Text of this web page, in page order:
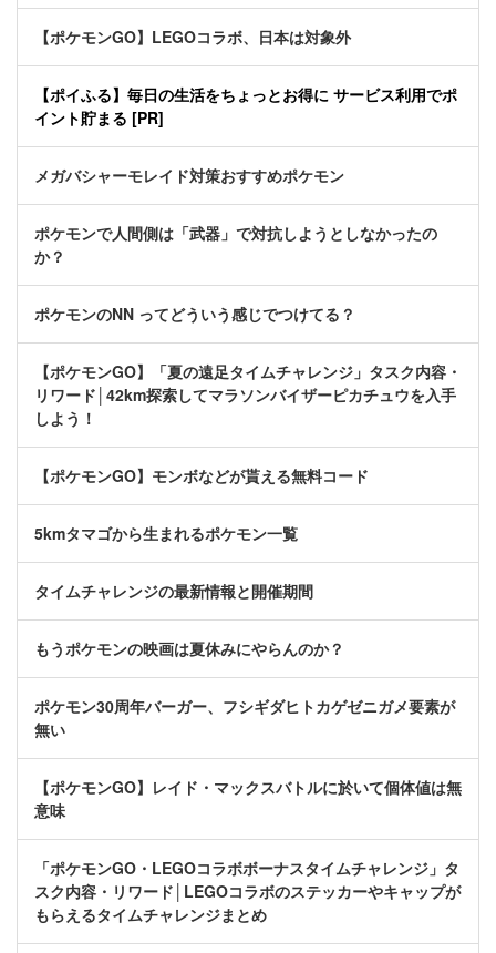
【ポケモンGO】LEGOコラボ、日本は対象外
【ポイふる】毎日の生活をちょっとお得に サービス利用でポ
イント貯まる [PR]
メガバシャーモレイド対策おすすめポケモン
ポケモンで人間側は「武器」で対抗しようとしなかったの
か？
ポケモンのNN ってどういう感じでつけてる？
【ポケモンGO】「夏の遠足タイムチャレンジ」タスク内容・
リワード│42km探索してマラソンバイザーピカチュウを入手
しよう！
【ポケモンGO】モンボなどが貰える無料コード
5kmタマゴから生まれるポケモン一覧
タイムチャレンジの最新情報と開催期間
もうポケモンの映画は夏休みにやらんのか？
ポケモン30周年バーガー、フシギダヒトカゲゼニガメ要素が
無い
【ポケモンGO】レイド・マックスバトルに於いて個体値は無
意味
「ポケモンGO・LEGOコラボボーナスタイムチャレンジ」タ
スク内容・リワード│LEGOコラボのステッカーやキャップが
もらえるタイムチャレンジまとめ